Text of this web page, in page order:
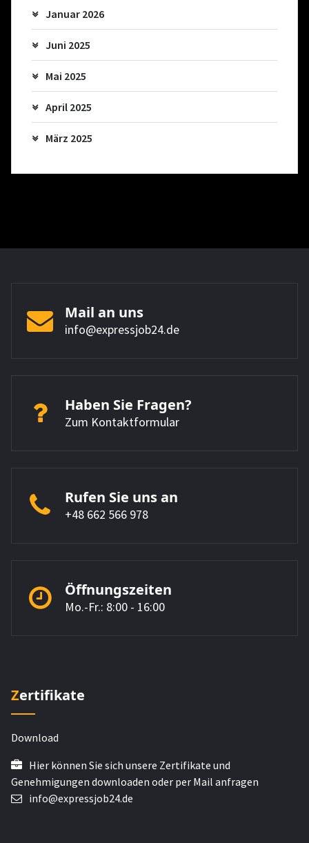
Januar 2026
Juni 2025
Mai 2025
April 2025
März 2025
Mail an uns
info@expressjob24.de
Haben Sie Fragen?
Zum Kontaktformular
Rufen Sie uns an
+48 662 566 978
Öffnungszeiten
Mo.-Fr.: 8:00 - 16:00
Zertifikate
Download
Hier können Sie sich unsere Zertifikate und
Genehmigungen downloaden oder per Mail anfragen
info@expressjob24.de